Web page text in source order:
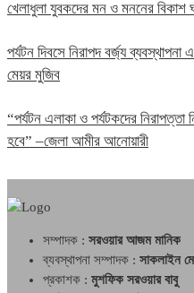
খেলাধুলা যুবকদের মন ও মননের
পর্যটন দিবসে নিরাপদ বর্জ্য
মেয়র মুজিব
“পর্যটন এলাকা ও পর্যটকদের
হবে” –জেলা আমীর আনোয়ারী
সম্পাদক : সরওয়ার আজম মানিক
ব্যবস্থাপনা সম্পাদক : সাকলাইন
প্রকাশক : মুশফিক সরওয়ার বাবু